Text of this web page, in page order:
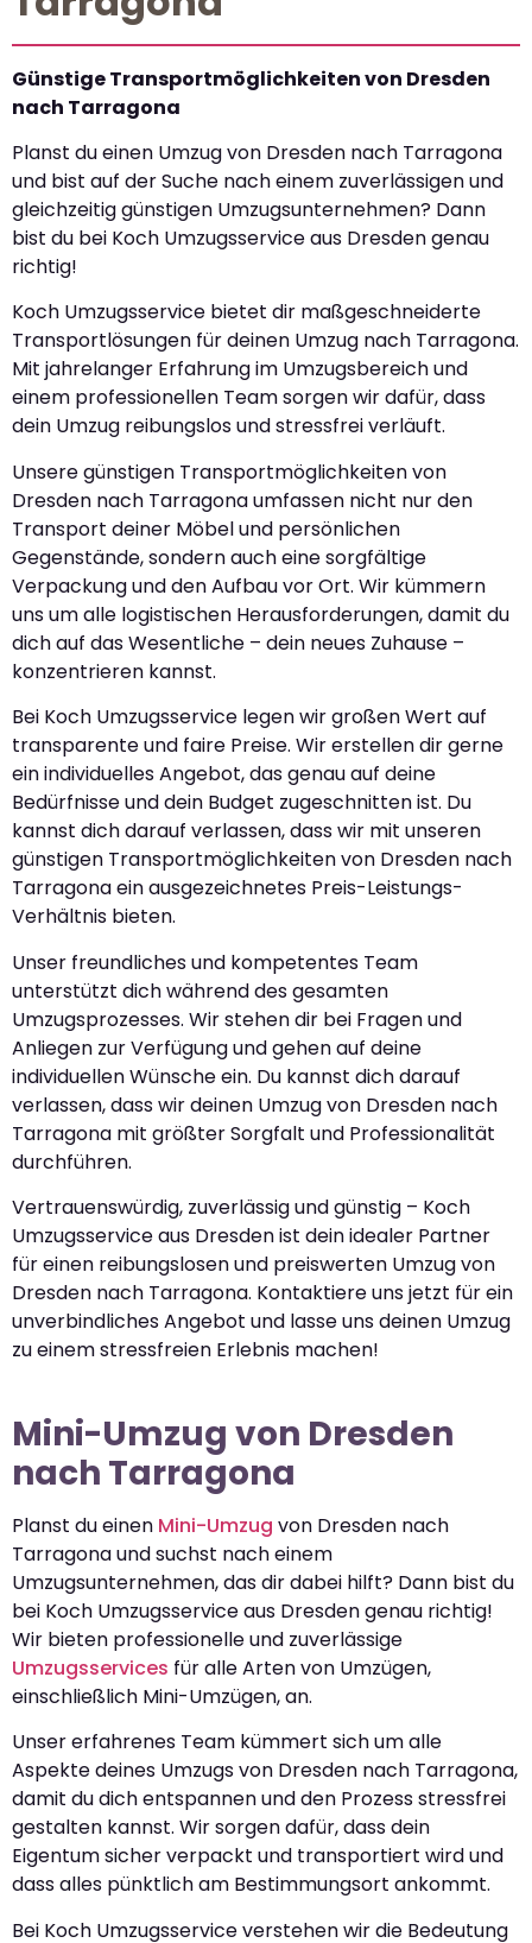
Günstige Transportmöglichkeiten von Dresden
nach Tarragona
Planst du einen Umzug von Dresden nach Tarragona
und bist auf der Suche nach einem zuverlässigen und
gleichzeitig günstigen Umzugsunternehmen? Dann
bist du bei Koch Umzugsservice aus Dresden genau
richtig!
Koch Umzugsservice bietet dir maßgeschneiderte
Transportlösungen für deinen Umzug nach Tarragona.
Mit jahrelanger Erfahrung im Umzugsbereich und
einem professionellen Team sorgen wir dafür, dass
dein Umzug reibungslos und stressfrei verläuft.
Unsere günstigen Transportmöglichkeiten von
Dresden nach Tarragona umfassen nicht nur den
Transport deiner Möbel und persönlichen
Gegenstände, sondern auch eine sorgfältige
Verpackung und den Aufbau vor Ort. Wir kümmern
uns um alle logistischen Herausforderungen, damit du
dich auf das Wesentliche – dein neues Zuhause –
konzentrieren kannst.
Bei Koch Umzugsservice legen wir großen Wert auf
transparente und faire Preise. Wir erstellen dir gerne
ein individuelles Angebot, das genau auf deine
Bedürfnisse und dein Budget zugeschnitten ist. Du
kannst dich darauf verlassen, dass wir mit unseren
günstigen Transportmöglichkeiten von Dresden nach
Tarragona ein ausgezeichnetes Preis-Leistungs-
Verhältnis bieten.
Unser freundliches und kompetentes Team
unterstützt dich während des gesamten
Umzugsprozesses. Wir stehen dir bei Fragen und
Anliegen zur Verfügung und gehen auf deine
individuellen Wünsche ein. Du kannst dich darauf
verlassen, dass wir deinen Umzug von Dresden nach
Tarragona mit größter Sorgfalt und Professionalität
durchführen.
Vertrauenswürdig, zuverlässig und günstig – Koch
Umzugsservice aus Dresden ist dein idealer Partner
für einen reibungslosen und preiswerten Umzug von
Dresden nach Tarragona. Kontaktiere uns jetzt für ein
unverbindliches Angebot und lasse uns deinen Umzug
zu einem stressfreien Erlebnis machen!
Mini-Umzug von Dresden
nach Tarragona
Planst du einen Mini-Umzug von Dresden nach
Tarragona und suchst nach einem
Umzugsunternehmen, das dir dabei hilft? Dann bist du
bei Koch Umzugsservice aus Dresden genau richtig!
Wir bieten professionelle und zuverlässige
Umzugsservices für alle Arten von Umzügen,
einschließlich Mini-Umzügen, an.
Unser erfahrenes Team kümmert sich um alle
Aspekte deines Umzugs von Dresden nach Tarragona,
damit du dich entspannen und den Prozess stressfrei
gestalten kannst. Wir sorgen dafür, dass dein
Eigentum sicher verpackt und transportiert wird und
dass alles pünktlich am Bestimmungsort ankommt.
Bei Koch Umzugsservice verstehen wir die Bedeutung